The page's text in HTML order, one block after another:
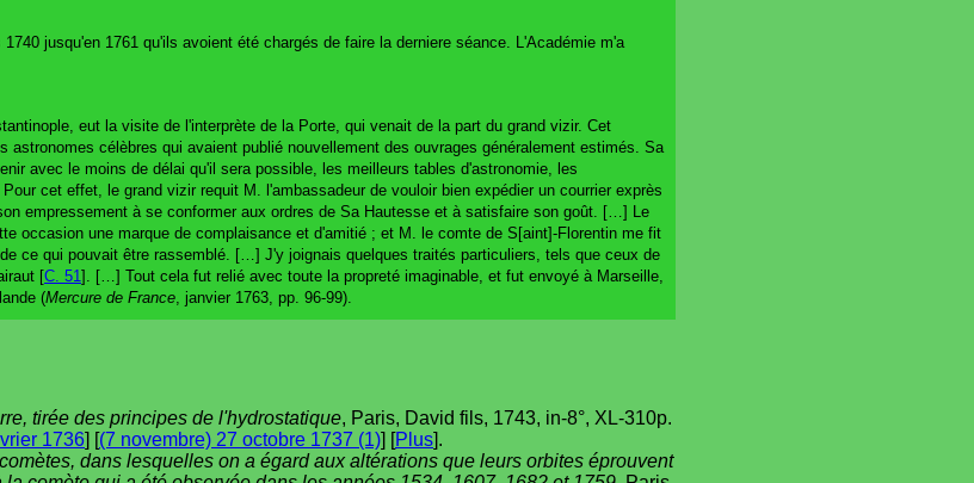
jusqu'en 1761 qu'ils avoient été chargés de faire la derniere séance. L'Académie m'a
eut la visite de l'interprète de la Porte, qui venait de la part du grand vizir. Cet
célèbres qui avaient publié nouvellement des ouvrages généralement estimés. Sa
avec le moins de délai qu'il sera possible, les meilleurs tables d'astronomie, les
cet effet, le grand vizir requit M. l'ambassadeur de vouloir bien expédier un courrier exprès
empressement à se conformer aux ordres de Sa Hautesse et à satisfaire son goût. […] Le
occasion une marque de complaisance et d'amitié ; et M. le comte de S[aint]-Florentin me fit
ce qui pouvait être rassemblé. […] J'y joignais quelques traités particuliers, tels que ceux de
[C. 51 ]. […] Tout cela fut relié avec toute la propreté imaginable, et fut envoyé à Marseille,
(Mercure de France , janvier 1763, pp. 96-99).
tirée des principes de l'hydrostatique, Paris, David fils, 1743, in-8°, XL-310p.
1736] [(7 novembre) 27 octobre 1737 (1)] [Plus].
dans lesquelles on a égard aux altérations que leurs orbites éprouvent